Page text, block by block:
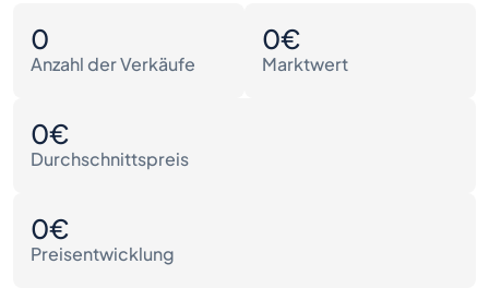
0
Anzahl der Verkäufe
0€
Marktwert
0€
Durchschnittspreis
0€
Preisentwicklung